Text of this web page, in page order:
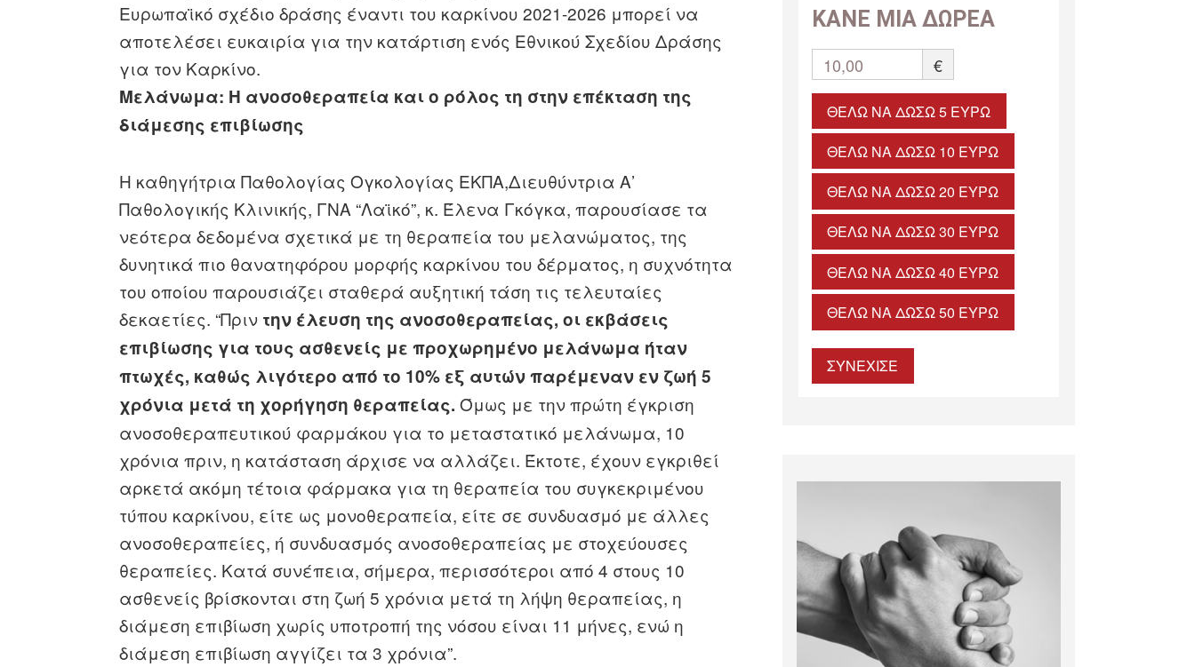
Ευρωπαϊκό σχέδιο δράσης έναντι του καρκίνου 2021-2026 μπορεί να
αποτελέσει ευκαιρία για την κατάρτιση ενός Εθνικού Σχεδίου Δράσης
για τον Καρκίνο.
Μελάνωμα: Η ανοσοθεραπεία και ο ρόλος τη στην επέκταση της
διάμεσης επιβίωσης
Η καθηγήτρια Παθολογίας Ογκολογίας ΕΚΠΑ,Διευθύντρια Α’
Παθολογικής Κλινικής, ΓΝΑ “Λαϊκό”, κ. Έλενα Γκόγκα, παρουσίασε τα
νεότερα δεδομένα σχετικά με τη θεραπεία του μελανώματος, της
δυνητικά πιο θανατηφόρου μορφής καρκίνου του δέρματος, η συχνότητα
του οποίου παρουσιάζει σταθερά αυξητική τάση τις τελευταίες
δεκαετίες. “Πριν την έλευση της ανοσοθεραπείας, οι εκβάσεις
επιβίωσης για τους ασθενείς με προχωρημένο μελάνωμα ήταν
πτωχές, καθώς λιγότερο από το 10% εξ αυτών παρέμεναν εν ζωή 5
χρόνια μετά τη χορήγηση θεραπείας. Όμως με την πρώτη έγκριση
ανοσοθεραπευτικού φαρμάκου για το μεταστατικό μελάνωμα, 10
χρόνια πριν, η κατάσταση άρχισε να αλλάζει. Έκτοτε, έχουν εγκριθεί
αρκετά ακόμη τέτοια φάρμακα για τη θεραπεία του συγκεκριμένου
τύπου καρκίνου, είτε ως μονοθεραπεία, είτε σε συνδυασμό με άλλες
ανοσοθεραπείες, ή συνδυασμός ανοσοθεραπείας με στοχεύουσες
θεραπείες. Κατά συνέπεια, σήμερα, περισσότεροι από 4 στους 10
ασθενείς βρίσκονται στη ζωή 5 χρόνια μετά τη λήψη θεραπείας, η
διάμεση επιβίωση χωρίς υποτροπή της νόσου είναι 11 μήνες, ενώ η
διάμεση επιβίωση αγγίζει τα 3 χρόνια”.
ΚΑΝΕ ΜΙΑ ΔΩΡΕΑ
10,00 €
ΘΈΛΩ ΝΑ ΔΏΣΩ 5 ΕΥΡΏ
ΘΈΛΩ ΝΑ ΔΏΣΩ 10 ΕΥΡΏ
ΘΈΛΩ ΝΑ ΔΏΣΩ 20 ΕΥΡΏ
ΘΈΛΩ ΝΑ ΔΏΣΩ 30 ΕΥΡΏ
ΘΈΛΩ ΝΑ ΔΏΣΩ 40 ΕΥΡΏ
ΘΈΛΩ ΝΑ ΔΏΣΩ 50 ΕΥΡΏ
ΣΥΝΕΧΙΣΕ